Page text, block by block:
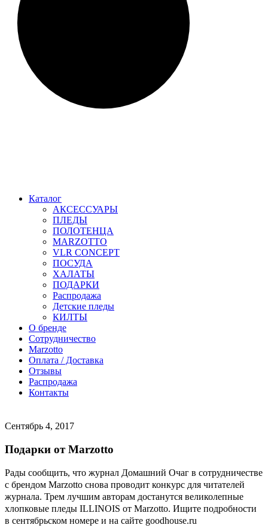
Каталог
АКСЕССУАРЫ
ПЛЕДЫ
ПОЛОТЕНЦА
MARZOTTO
VLR CONCEPT
ПОСУДА
ХАЛАТЫ
ПОДАРКИ
Распродажа
Детские пледы
КИЛТЫ
О бренде
Сотрудничество
Marzotto
Оплата / Доставка
Отзывы
Распродажа
Контакты
Сентябрь 4, 2017
Подарки от Marzotto
Рады сообщить, что журнал Домашний Очаг в сотрудничестве
с брендом Marzotto снова проводит конкурс для читателей
журнала. Трем лучшим авторам достанутся великолепные
хлопковые пледы ILLINOIS от Marzotto. Ищите подробности
в сентябрьском номере и на сайте goodhouse.ru